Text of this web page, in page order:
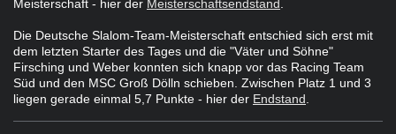
Meisterschaft - hier der Meisterschaftsendstand
Die Deutsche Slalom-Team-Meisterschaft entschied sich erst mit
dem letzten Starter des Tages und die "Väter und Söhne"
Firsching und Weber konnten sich knapp vor das Racing Team
Süd und den MSC Groß Dölln schieben. Zwischen Platz 1 und 3
liegen gerade einmal 5,7 Punkte - hier der Endstand